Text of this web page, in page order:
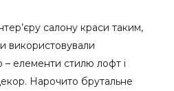
салону краси таким,
використовували
– елементи стилю лофт і
Нарочито брутальне